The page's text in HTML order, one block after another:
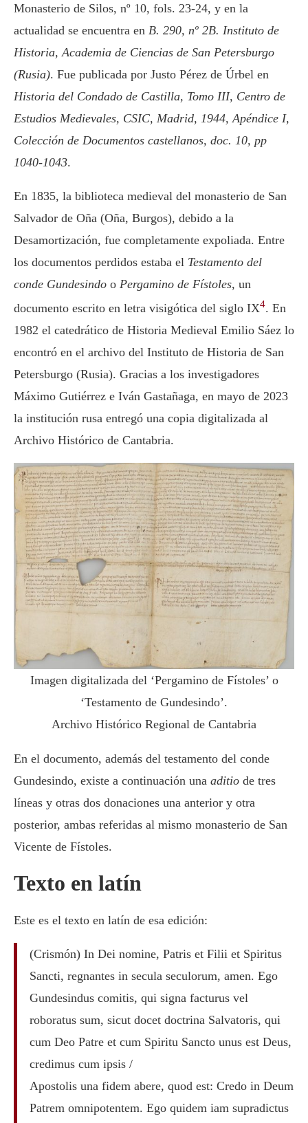
Monasterio de Silos, nº 10, fols. 23-24, y en la
actualidad se encuentra en B. 290, nº 2B. Instituto de
Historia, Academia de Ciencias de San Petersburgo
(Rusia). Fue publicada por Justo Pérez de Úrbel en
Historia del Condado de Castilla, Tomo III, Centro de
Estudios Medievales, CSIC, Madrid, 1944, Apéndice I,
Colección de Documentos castellanos, doc. 10, pp
1040-1043.
En 1835, la biblioteca medieval del monasterio de San
Salvador de Oña (Oña, Burgos), debido a la
Desamortización, fue completamente expoliada. Entre
los documentos perdidos estaba el Testamento del
conde Gundesindo o Pergamino de Fístoles, un
documento escrito en letra visigótica del siglo IX4. En
1982 el catedrático de Historia Medieval Emilio Sáez lo
encontró en el archivo del Instituto de Historia de San
Petersburgo (Rusia). Gracias a los investigadores
Máximo Gutiérrez e Iván Gastañaga, en mayo de 2023
la institución rusa entregó una copia digitalizada al
Archivo Histórico de Cantabria.
Imagen digitalizada del ‘Pergamino de Fístoles’ o
‘Testamento de Gundesindo’.
Archivo Histórico Regional de Cantabria
En el documento, además del testamento del conde
Gundesindo, existe a continuación una aditio de tres
líneas y otras dos donaciones una anterior y otra
posterior, ambas referidas al mismo monasterio de San
Vicente de Fístoles.
Texto en latín
Este es el texto en latín de esa edición:
(Crismón) In Dei nomine, Patris et Filii et Spiritus
Sancti, regnantes in secula seculorum, amen. Ego
Gundesindus comitis, qui signa facturus vel
roboratus sum, sicut docet doctrina Salvatoris, qui
cum Deo Patre et cum Spiritu Sancto unus est Deus,
credimus cum ipsis /
Apostolis una fidem abere, quod est: Credo in Deum
Patrem omnipotentem. Ego quidem iam supradictus